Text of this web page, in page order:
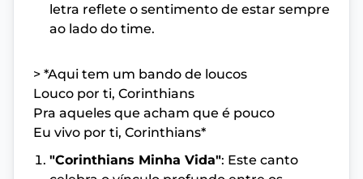
letra reflete o sentimento de estar sempre
ao lado do time.
> *Aqui tem um bando de loucos
Louco por ti, Corinthians
Pra aqueles que acham que é pouco
Eu vivo por ti, Corinthians*
"Corinthians Minha Vida": Este canto